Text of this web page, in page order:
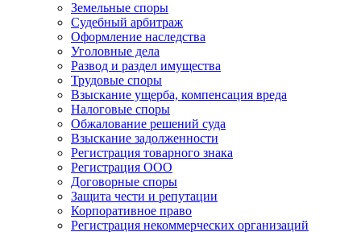
Земельные споры
Судебный арбитраж
Оформление наследства
Уголовные дела
Развод и раздел имущества
Трудовые споры
Взыскание ущерба, компенсация вреда
Налоговые споры
Обжалование решений суда
Взыскание задолженности
Регистрация товарного знака
Регистрация ООО
Договорные споры
Защита чести и репутации
Корпоративное право
Регистрация некоммерческих организаций